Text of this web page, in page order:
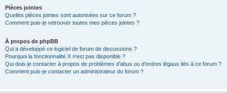
Pièces jointes
Quelles pièces jointes sont autorisées sur ce forum ?
Comment puis-je retrouver toutes mes pièces jointes ?
À propos de phpBB
Qui a développé ce logiciel de forum de discussions ?
Pourquoi la fonctionnalité X n’est pas disponible ?
Qui dois-je contacter à propos de problèmes d’abus ou d’ordres légaux liés à ce forum ?
Comment puis-je contacter un administrateur du forum ?